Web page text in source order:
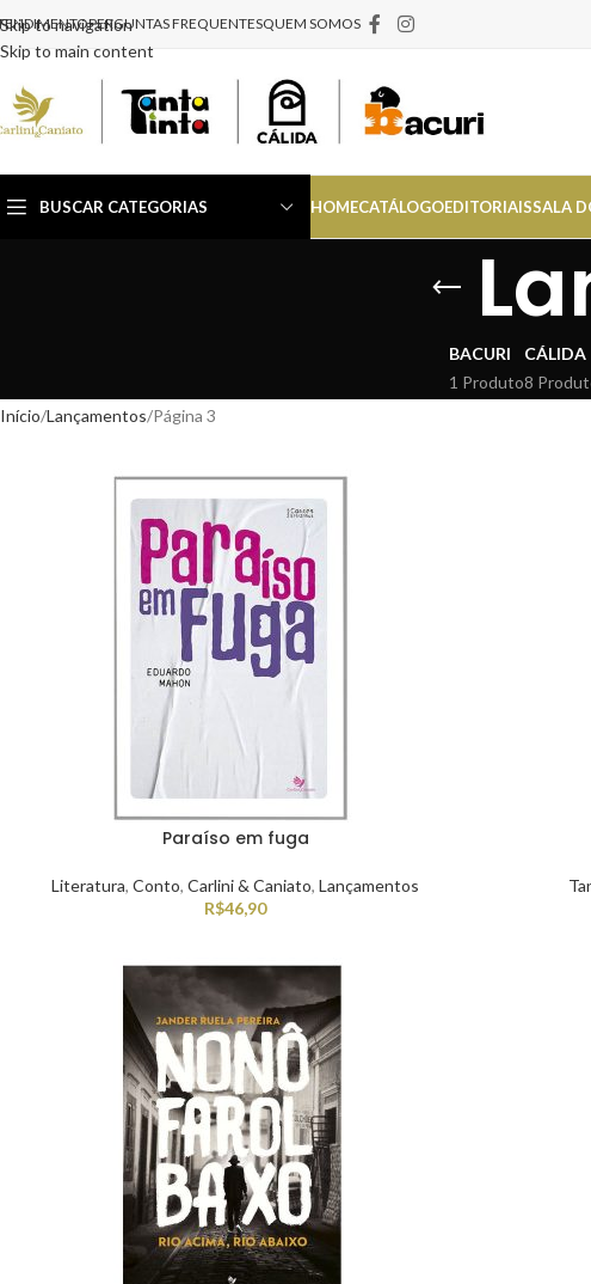
Skip to navigation
Skip to main content
PERGUNTAS FREQUENTESQUEM SOMOS
BUSCAR CATEGORIAS HOMECATÁLOGOEDITORIAISSALA
BACURI
1 Produto
CÁLIDA
8
Início Lançamentos Página 3
Paraíso em fuga
Literatura, Conto, Carlini & Caniato, Lançamentos
R$46,90